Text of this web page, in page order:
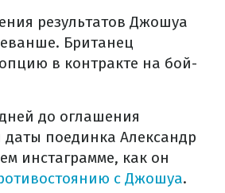
результатов Джошуа
Британец
в контракте на бой-
до оглашения
поединка Александр
инстаграмме, как он
с Джошуа.